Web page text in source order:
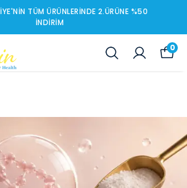
TÜM ÜRÜNLERINDE 2.ÜRÜNE %50
İNDIRIM
0